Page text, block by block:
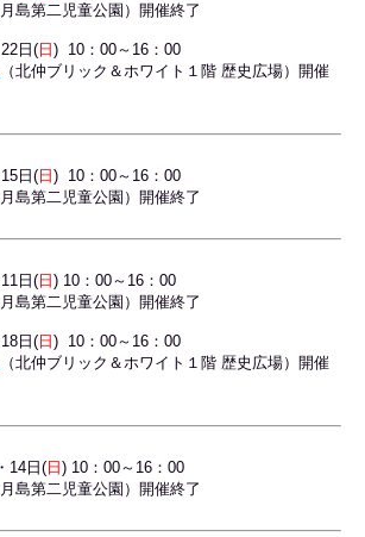
月島第二児童公園）開催終了
日( 日 ) 10：00～16：00
（北仲ブリック＆ホワイト１階 歴史広場）開催
日( 日 ) 10：00～16：00
月島第二児童公園）開催終了
日( 日 ) 10：00～16：00
月島第二児童公園）開催終了
日( 日 ) 10：00～16：00
（北仲ブリック＆ホワイト１階 歴史広場） 開催
14日(日 ) 10：00～16：00
月島第二児童公園）開催終了